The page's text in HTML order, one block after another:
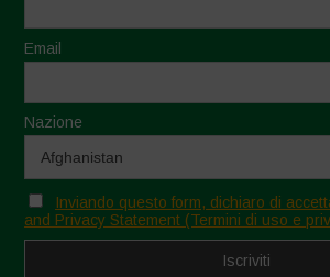
Email
Nazione
Inviando questo form, dichiaro di
and Privacy Statement (Termini di uso e